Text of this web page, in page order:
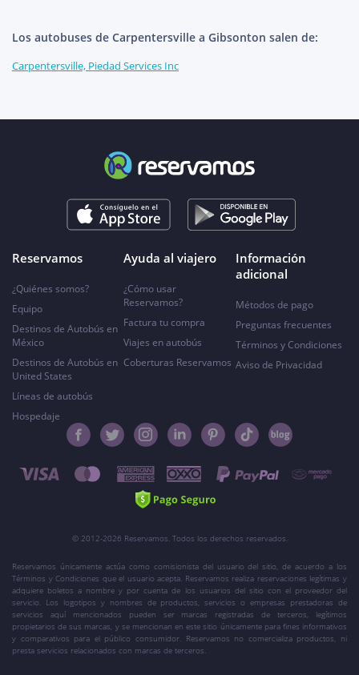
Los autobuses de Carpentersville a Gibsonton salen de:
Carpentersville, Piedad Services Inc
Reservamos
¿Quiénes somos?
Equipo
Destinos de Autobús en
México
Destinos de Autobús en
United States
Líneas de autobús
Hospedaje
Ayuda al viajero
¿Cómo usar
Reservamos?
Factura tu compra
Viajes en autobús
Coberturas Reservamos
Información
adicional
Métodos de pago
Preguntas frecuentes
Términos y Condiciones
Aviso de Privacidad
© 2012-2026 Reservamos. Todos los derechos reservados.
Reservamos únicamente actúa como comisionista del usuario del sitio, de acuerdo a los
Términos y Condiciones que el usuario acepta. Reservamos realiza reservaciones legítimas y
adquiere boletos a nombre y por cuenta de los usuarios del sitio con el proveedor del
servicio. Los logotipos y nombres de productos, servicios o empresas prestadoras de
servicios aquí mencionados pueden ser marcas registradas de terceros, legítimos
propietarios de sus marcas, y se mencionan en este sitio únicamente para fines informativos
y comparativos para el público consumidor. Reservamos no comercializa productos, ni
presta servicios relacionados con marcas de terceros.